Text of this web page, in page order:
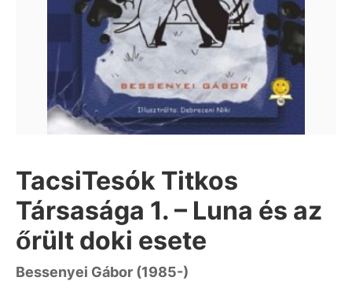
TacsiTesók Titkos
Társasága 1. – Luna és az
őrült doki esete
Bessenyei Gábor (1985-)